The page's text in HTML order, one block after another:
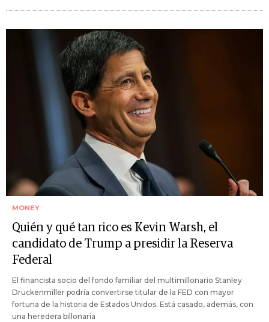
MONEY
Quién y qué tan rico es Kevin Warsh, el
candidato de Trump a presidir la Reserva
Federal
El financista socio del fondo familiar del multimillonario Stanley
Druckenmiller podría convertirse titular de la FED con mayor
fortuna de la historia de Estados Unidos. Está casado, además, con
una heredera billonaria